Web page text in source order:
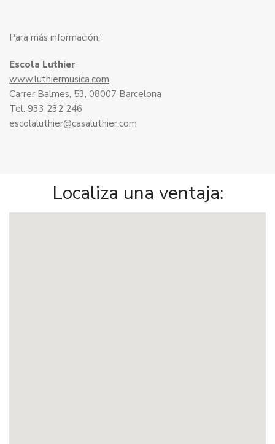
Para más información:
Escola Luthier
www.luthiermusica.com
Carrer Balmes, 53, 08007 Barcelona
Tel. 933 232 246
escolaluthier@casaluthier.com
Localiza una ventaja: